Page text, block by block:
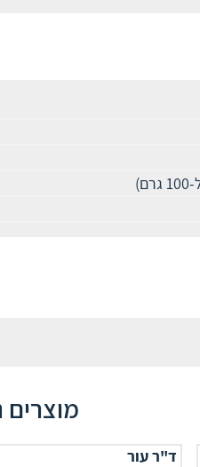
מוצרים
ד"ר עור